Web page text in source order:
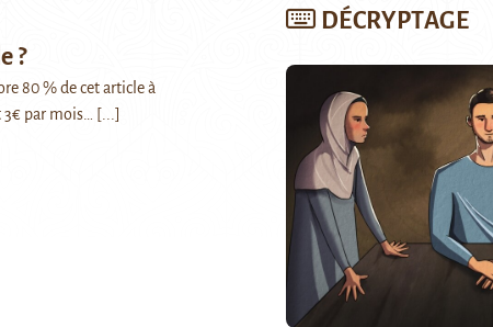
?
80 % de cet article à
par mois…
[...]
DÉCRYPTAGE